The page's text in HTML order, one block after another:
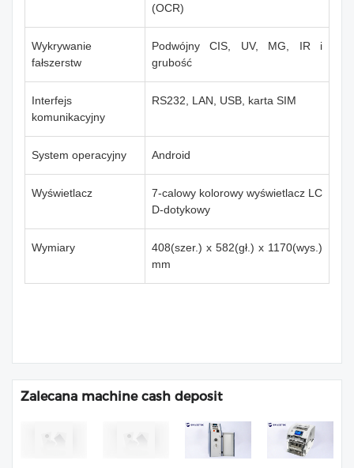
(OCR)
Wykrywanie
fałszerstw
Podwójny CIS, UV, MG, IR i
grubość
Interfejs
komunikacyjny
RS232, LAN, USB, karta SIM
System operacyjny Android
Wyświetlacz
7-calowy kolorowy wyświetlacz LC
D-dotykowy
Wymiary
408(szer.) x 582(gł.) x 1170(wys.)
mm
Zalecana machine cash deposit